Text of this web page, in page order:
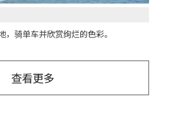
骑单车并欣赏绚烂的色彩。
查看更多